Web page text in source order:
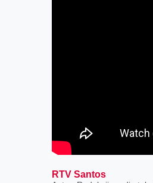
RTV Santos